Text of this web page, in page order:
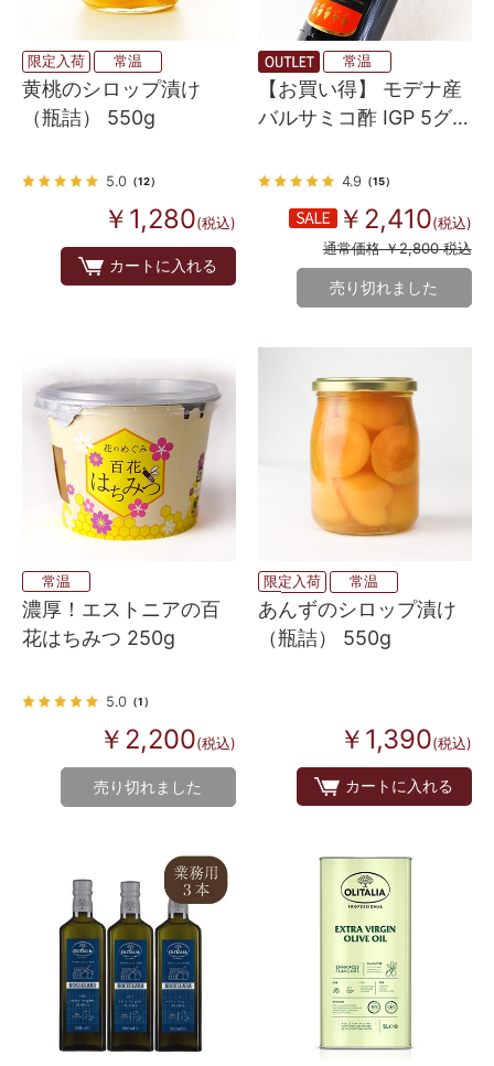
限定入荷 常温
黄桃のシロップ漬け
（瓶詰） 550g
5.0（12）
￥1,280(税込)
カートに入れる
常温
【お買い得】 モデナ産
バルサミコ酢 IGP 5グレ
アブランド）
4.9 （15）
￥2,410(税込)
通常価格 ￥2,800 税込
売り切れました
常温
濃厚！エストニアの百
花はちみつ 250g
5.0（1）
￥2,200(税込)
売り切れました
限定入荷 常温
あんずのシロップ漬け
（瓶詰） 550g
￥1,390(税込)
カートに入れる